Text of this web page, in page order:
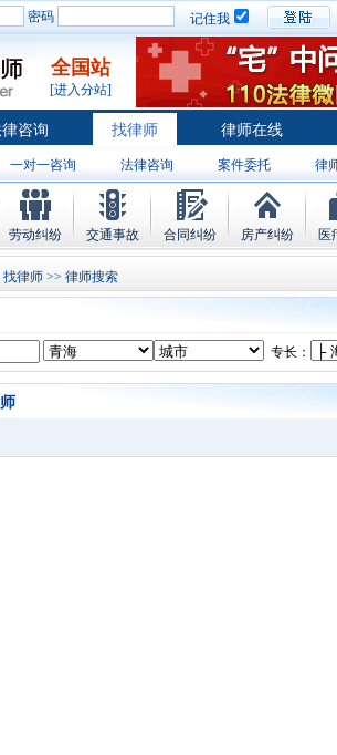
密码 记住我
全国站
[进入分站]
咨询 找律师 律师在线
一对一咨询 法律咨询 案件委托 律
劳动纠纷 交通事故 合同纠纷 房产纠纷 医
找律师 >> 律师搜索
专长：